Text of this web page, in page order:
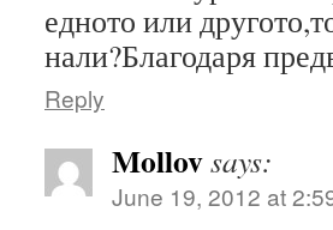
едното или
нали?Благодаря
Reply
Mollovsays:
June 19, 2012 at